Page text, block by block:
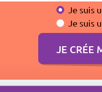
Je suis
Je suis